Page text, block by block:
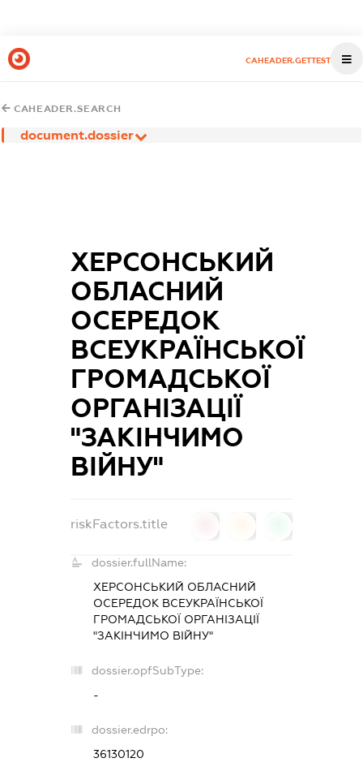
CAHEADER.GETTEST
CAHEADER.SEARCH
document.dossier
ХЕРСОНСЬКИЙ
ОБЛАСНИЙ
ОСЕРЕДОК
ВСЕУКРАЇНСЬКОЇ
ГРОМАДСЬКОЇ
ОРГАНІЗАЦІЇ
"ЗАКІНЧИМО
ВІЙНУ"
riskFactors.title
dossier.fullName:
ХЕРСОНСЬКИЙ ОБЛАСНИЙ
ОСЕРЕДОК ВСЕУКРАЇНСЬКОЇ
ГРОМАДСЬКОЇ ОРГАНІЗАЦІЇ
"ЗАКІНЧИМО ВІЙНУ"
dossier.opfSubType:
-
dossier.edrpo:
36130120